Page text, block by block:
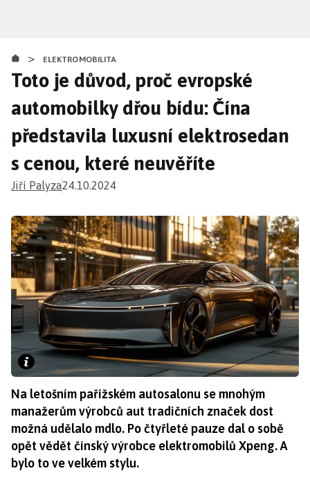
obsahu
> ELEKTROMOBILITA
Toto je důvod, proč evropské
automobilky dřou bídu: Čína
představila luxusní elektrosedan
s cenou, které neuvěříte
Jiří Palyza24.10.2024
Na letošním pařížském autosalonu se mnohým
manažerům výrobců aut tradičních značek dost
možná udělalo mdlo. Po čtyřleté pauze dal o sobě
opět vědět čínský výrobce elektromobilů Xpeng. A
bylo to ve velkém stylu.